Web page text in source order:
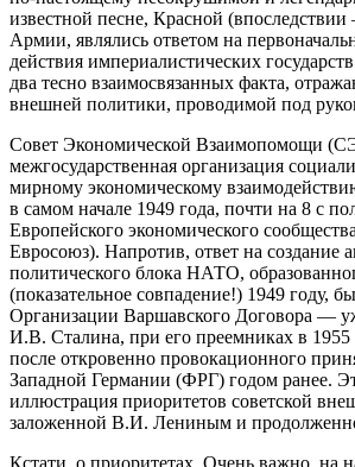
известной песне, Красной
Армии, являлись ответом на
действия империалистических
два тесно взаимосвязанных факта,
внешней политики, проводимой под
Совет Экономической Взаимопомощи
межгосударственная организация
мирному экономическому
в самом начале 1949 года, почти на 8 с
Европейского экономического
Евросоюз). Напротив, ответ на создание
политического блока НАТО,
(показательное совпадение!) 1949 году,
Организации Варшавского Договора —
И.В. Сталина, при его преемниках в 1955
после откровенно провокационного
Западной Германии (ФРГ) годом ранее.
иллюстрация приоритетов советской
заложенной В.И. Лениным и
Кстати, о приоритетах. Очень важно, на